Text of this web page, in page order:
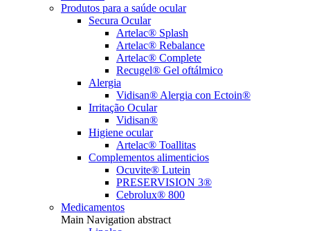
Produtos para a saúde ocular
Secura Ocular
Artelac® Splash
Artelac® Rebalance
Artelac® Complete
Recugel® Gel oftálmico
Alergia
Vidisan® Alergia con Ectoin®
Irritação Ocular
Vidisan®
Higiene ocular
Artelac® Toallitas
Complementos alimenticios
Ocuvite® Lutein
PRESERVISION 3®
Cebrolux® 800
Medicamentos
Main Navigation abstract